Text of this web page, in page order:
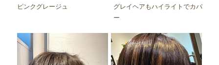
ピンクグレージュ
グレイヘアもハイライトでカバ
ー